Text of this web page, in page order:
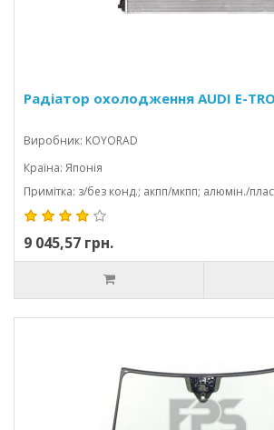
Радіатор охолодження AUDI E-
Виробник: KOYORAD
Країна: Японія
Примітка: з/без конд.; акпп/мкпп; алюмін./
9 045,57 грн.